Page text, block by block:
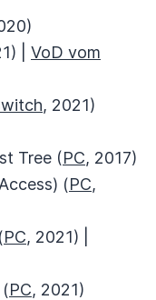
| VoD vom
, 2021)
Tree (PC, 2017)
(PC,
PC, 2021) |
PC, 2021)